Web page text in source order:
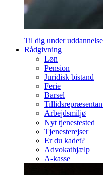
Til dig under uddannelse
Rådgivning
Løn
Pension
Juridisk bistand
Ferie
Barsel
Arbejdsmiljø
Nyt tjenestested
Tjenesterejser
Er du kadet?
Advokathjælp
A-kasse